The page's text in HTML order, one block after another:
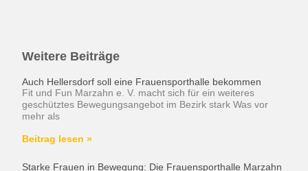
Weitere Beiträge
Auch Hellersdorf soll eine Frauensporthalle bekommen
Fit und Fun Marzahn e. V. macht sich für ein weiteres
geschütztes Bewegungsangebot im Bezirk stark Was vor
mehr als
Beitrag lesen »
Starke Frauen in Bewegung: Die Frauensporthalle Marzahn